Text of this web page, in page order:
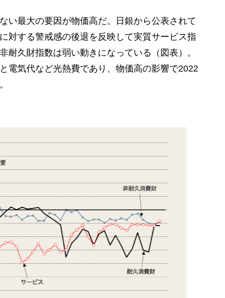
い最大の要因が物価高だ。日銀から公表されて
対する警戒感の後退を反映して実質サービス指
耐久財指数は弱い動きになっている（図表）。
電気代など光熱費であり、物価高の影響で2022